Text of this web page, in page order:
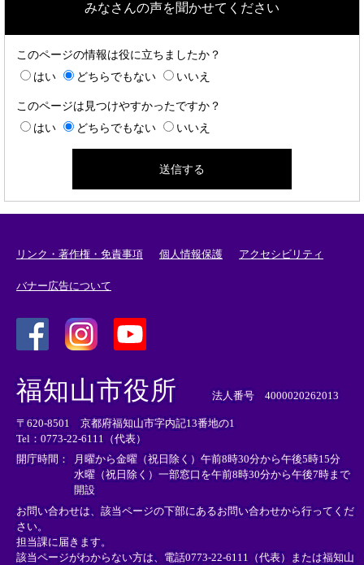
みなさんの声を聞かせてください
このページの情報は役に立ちましたか？
はい
どちらでもない いいえ
このページは見つけやすかったですか？
はい
どちらでもない いいえ
リンク・著作権・免責事項 個人情報保護 アクセシビリティ
バナー広告について
外
部
リ
ン
ク
＞
外
リ
ン
ク
＞
外
部
ン
ク
＞
福知山市役所 法人番号 4000020262013
〒620-8501 京都府福知山市字内記13番地の1
Tel：0773-22-6111（代表）
開庁時間：
月曜から金曜（祝日除く）午前8時30分から午後5時15分
水曜（祝日除く）一部窓口を午前8時30分から午後7時まで
開設
お問い合わせは、該当ページの下部にあるお問い合わせから行ってくだ
さい。
担当課に届きます。
該当ページがわからない方は、電話0773-22-6111（代表）または福知山